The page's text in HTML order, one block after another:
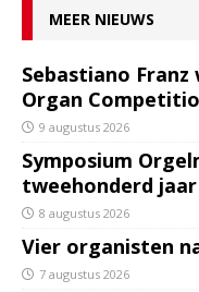
MEER NIEUWS
Sebastiano
Organ
9 augustus 2026
Symposium
tweehonderd
8 augustus 2026
Vier organisten
7 augustus 2026